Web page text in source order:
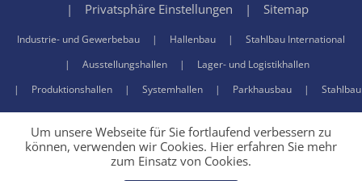
Privatsphäre Einstellungen
Sitemap
Industrie- und Gewerbebau Hallenbau
Stahlbau International
Ausstellungshallen
Lager- und Logistikhallen
Produktionshallen
Systemhallen Parkhausbau Stahlbau
Um unsere Webseite für Sie fortlaufend verbessern zu
können, verwenden wir Cookies. Hier erfahren Sie mehr
zum Einsatz von Cookies.